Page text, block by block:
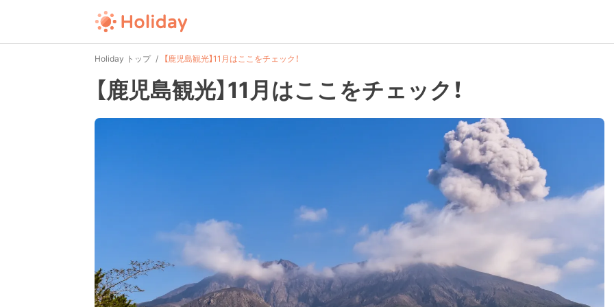
Holiday トップ 【鹿児島観光】11月はここをチェック！
【鹿児島観光】11月はここをチェック！